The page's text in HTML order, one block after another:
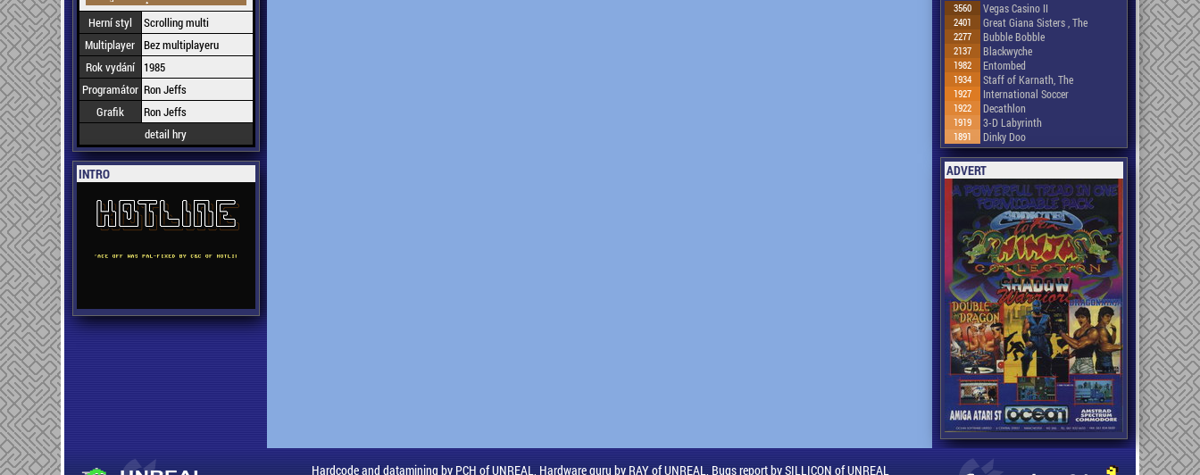
Herní styl
Scrolling multi
Multiplayer Bez multiplayeru
Rok vydání
1985
Programátor Ron Jeffs
Grafik
Ron Jeffs
detail hry
INTRO
3560 Vegas Casino II
2401 Great Giana Sisters , The
2277 Bubble Bobble
2137 Blackwyche
1982 Entombed
1934 Staff of Karnath, The
1927 International Soccer
1922 Decathlon
1919 3-D Labyrinth
1891 Dinky Doo
ADVERT
Hardcode and datamining by PCH of UNREAL, Hardware guru by RAY of UNREAL, Bugs report by SILLICON of UNREAL